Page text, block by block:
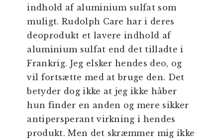
indhold af aluminium sulfat som
muligt. Rudolph Care har i deres
deoprodukt et lavere indhold af
aluminium sulfat end det tilladte i
Frankrig. Jeg elsker hendes deo, og
vil fortsætte med at bruge den. Det
betyder dog ikke at jeg ikke håber
hun finder en anden og mere sikker
antipersperant virkning i hendes
produkt. Men det skræmmer mig ikke